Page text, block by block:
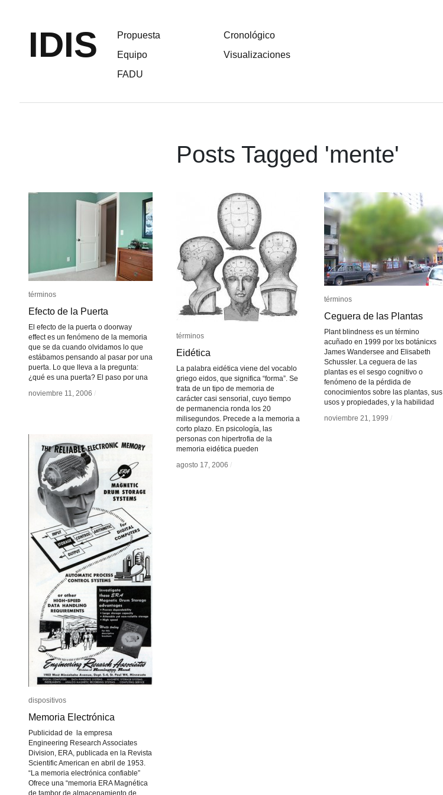
IDIS
Propuesta
Equipo
FADU
Cronológico
Visualizaciones
Posts Tagged 'mente'
términos
Efecto de la Puerta
El efecto de la puerta o doorway
effect es un fenómeno de la memoria
que se da cuando olvidamos lo que
estábamos pensando al pasar por una
puerta. Lo que lleva a la pregunta:
¿qué es una puerta? El paso por una
noviembre 11, 2006 /
términos
Efecto de la Puerta
noviembre 11, 2006 /
términos
Eidética
La palabra eidética viene del vocablo
griego eidos, que significa “forma”. Se
trata de un tipo de memoria de
carácter casi sensorial, cuyo tiempo
de permanencia ronda los 20
milisegundos. Precede a la memoria a
corto plazo. En psicología, las
personas con hipertrofia de la
memoria eidética pueden
agosto 17, 2006 /
términos
Eidética
agosto 17, 2006 /
términos
Ceguera de las Plantas
Plant blindness es un término
acuñado en 1999 por lxs botánicxs
James Wandersee and Elisabeth
Schussler. La ceguera de las
plantas es el sesgo cognitivo o
fenómeno de la pérdida de
conocimientos sobre las plantas, sus
usos y propiedades, y la habilidad
noviembre 21, 1999 /
términos
Ceguera de las Plantas
noviembre 21, 1999 /
dispositivos
Memoria Electrónica
Publicidad de la empresa
Engineering Research Associates
Division, ERA, publicada en la Revista
Scientific American en abril de 1953.
“La memoria electrónica confiable”
Ofrece una “memoria ERA Magnética
de tambor de almacenamiento de
dispositivos
Memoria Electrónica